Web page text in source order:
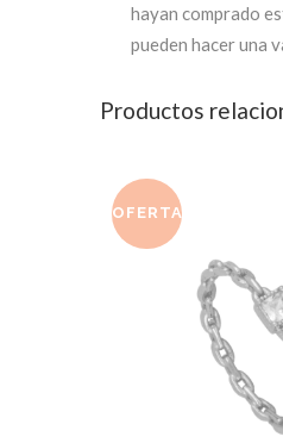
hayan comprado
pueden hacer una
Productos
OFERTA